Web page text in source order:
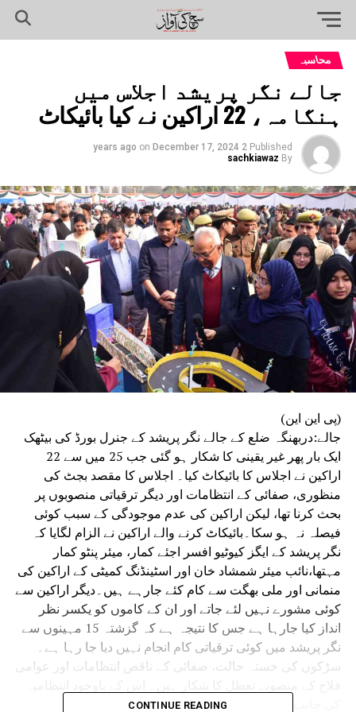
محاسبہ
جالے نگر پریشد اجلاس میں
ہنگامہ، 22 اراکین نے کیا بائیکاٹ
Published
2 years ago
on December 17, 2024
By
sachkiawaz
(پی این این)
جالے:دربھنگہ ضلع کے جالے نگر پریشد کے جنرل بورڈ کی بیٹھک
ایک بار پھر غیر یقینی کا شکار ہو گئی جب 25 میں سے 22
اراکین نے اجلاس کا بائیکاٹ کیا۔ اجلاس کا مقصد بجٹ کی
منظوری، صفائی کے انتظامات اور دیگر ترقیاتی منصوبوں پر
بحث کرنا تھا، لیکن اراکین کی عدم موجودگی کے سبب کوئی
فیصلہ نہ ہو سکا۔بائیکاٹ کرنے والے اراکین نے الزام لگایا کہ
نگر پریشد کے ایگز کیوٹیو افسر اجئے کمار، میئر پنٹو کمار
مہتھا،نائب میئر شمشاد خان اور اسٹینڈنگ کمیٹی کے اراکین کی
منمانی اور ملی بھگت سے کام کئے جارہے ہیں۔دیگر اراکین سے
کوئی مشورے نہیں لئے جاتے اور ان کے کاموں کو یکسر نظر
انداز کیا جارہا ہے جس کا نتیجہ ہے کہ گزشتہ 15 مہینوں سے
نگر پریشد میں کوئی ترقیاتی کام انجام نہیں دیا جا رہا ہے۔
سڑکوں کی خستہ حالت، صفائی کے ناقص انتظامات اور عوامی
کی جانب سے کوئی خاطر خواہ اقدامات نہیں کیے گئے۔
CONTINUE READING